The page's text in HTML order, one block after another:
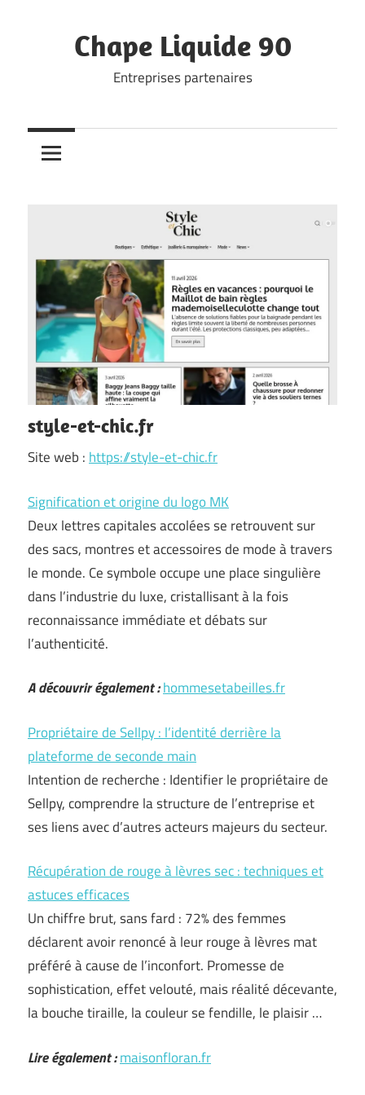
Chape Liquide 90
Entreprises partenaires
style-et-chic.fr
Site web : https://style-et-chic.fr
Signification et origine du logo MK
Deux lettres capitales accolées se retrouvent sur
des sacs, montres et accessoires de mode à travers
le monde. Ce symbole occupe une place singulière
dans l’industrie du luxe, cristallisant à la fois
reconnaissance immédiate et débats sur
l’authenticité.
A découvrir également :hommesetabeilles.fr
Propriétaire de Sellpy : l’identité derrière la
plateforme de seconde main
Intention de recherche : Identifier le propriétaire de
Sellpy, comprendre la structure de l’entreprise et
ses liens avec d’autres acteurs majeurs du secteur.
Récupération de rouge à lèvres sec : techniques et
astuces efficaces
Un chiffre brut, sans fard : 72% des femmes
déclarent avoir renoncé à leur rouge à lèvres mat
préféré à cause de l’inconfort. Promesse de
sophistication, effet velouté, mais réalité décevante,
la bouche tiraille, la couleur se fendille, le plaisir …
Lire également :maisonfloran.fr